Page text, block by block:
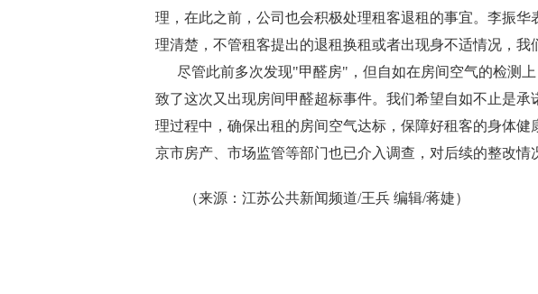
理，在此之前，公司也会积极处理租客退租的事宜。李振华
理清楚，不管租客提出的退租换租或者出现身不适情况，我
尽管此前多次发现"甲醛房"，但自如在房间空气的检测上
致了这次又出现房间甲醛超标事件。我们希望自如不止是承
理过程中，确保出租的房间空气达标，保障好租客的身体健
京市房产、市场监管等部门也已介入调查，对后续的整改情
（来源：江苏公共新闻频道/王兵 编辑/蒋婕）